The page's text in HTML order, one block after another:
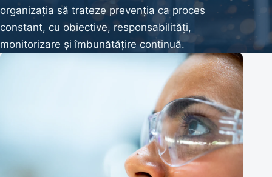
organizația să trateze prevenția ca proces
constant, cu obiective, responsabilități,
monitorizare și îmbunătățire continuă.